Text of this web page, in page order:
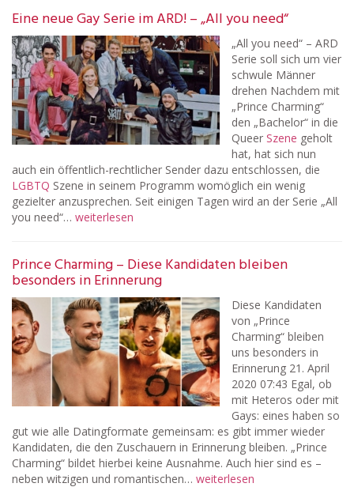
Eine neue Gay Serie im ARD! – „All you need“
„All you need“ – ARD
Serie soll sich um vier
schwule Männer
drehen Nachdem mit
„Prince Charming“
den „Bachelor“ in die
Queer Szene geholt
hat, hat sich nun
auch ein öffentlich-rechtlicher Sender dazu entschlossen, die
LGBTQ Szene in seinem Programm womöglich ein wenig
gezielter anzusprechen. Seit einigen Tagen wird an der Serie „All
you need“… weiterlesen
Prince Charming – Diese Kandidaten bleiben
besonders in Erinnerung
Diese Kandidaten
von „Prince
Charming“ bleiben
uns besonders in
Erinnerung 21. April
2020 07:43 Egal, ob
mit Heteros oder mit
Gays: eines haben so
gut wie alle Datingformate gemeinsam: es gibt immer wieder
Kandidaten, die den Zuschauern in Erinnerung bleiben. „Prince
Charming“ bildet hierbei keine Ausnahme. Auch hier sind es –
neben witzigen und romantischen… weiterlesen